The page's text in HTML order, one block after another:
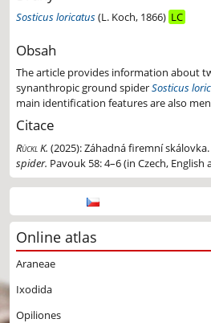
Sosticus loricatus(L. Koch, 1866) LC
Obsah
The article provides information about
synanthropic ground spiderSosticus
main identification features are also
Citace
Rückl K. (2025):Záhadná firemní skálovka.
spider. Pavouk 58: 4–6 (in Czech, English
Online atlas
Araneae
Ixodida
Opiliones